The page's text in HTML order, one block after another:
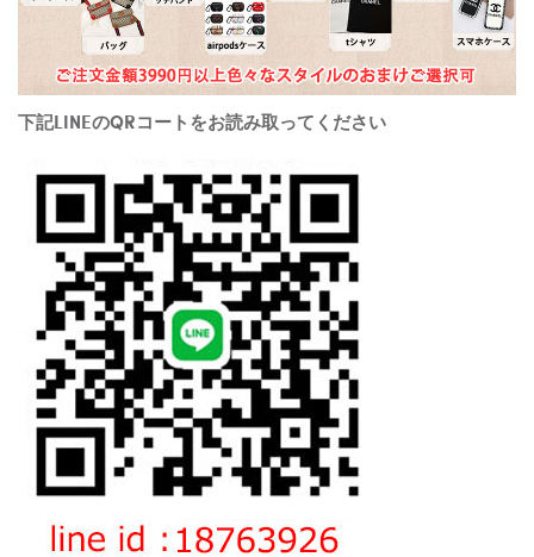
下記LINEのQRコートをお読み取ってください